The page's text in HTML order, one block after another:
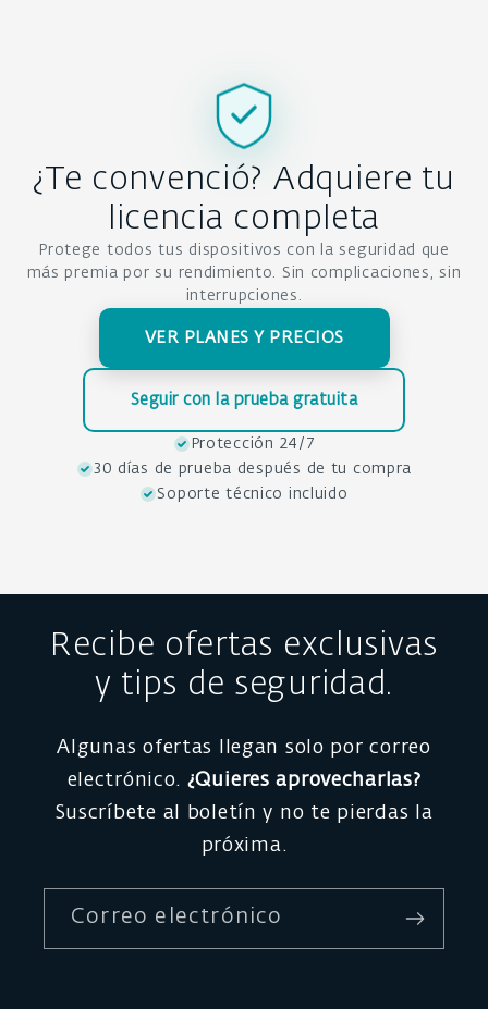
¿Te convenció? Adquiere tu
licencia completa
Protege todos tus dispositivos con la seguridad que
más premia por su rendimiento. Sin complicaciones, sin
interrupciones.
VER PLANES Y PRECIOS
Seguir con la prueba gratuita
Protección 24/7
30 días de prueba después de tu compra
Soporte técnico incluido
Recibe ofertas exclusivas
y tips de seguridad.
Algunas ofertas llegan solo por correo
electrónico. ¿Quieres aprovecharlas?
Suscríbete al boletín y no te pierdas la
próxima.
Correo electrónico